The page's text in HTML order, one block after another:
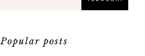
Popular posts